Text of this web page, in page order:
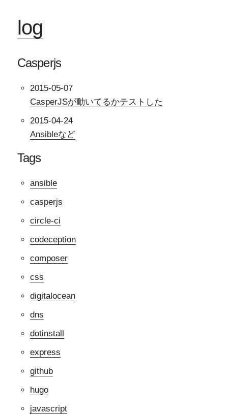
log
Casperjs
2015-05-07
CasperJSが動いてるかテストした
2015-04-24
Ansibleなど
Tags
ansible
casperjs
circle-ci
codeception
composer
css
digitalocean
dns
dotinstall
express
github
hugo
javascript